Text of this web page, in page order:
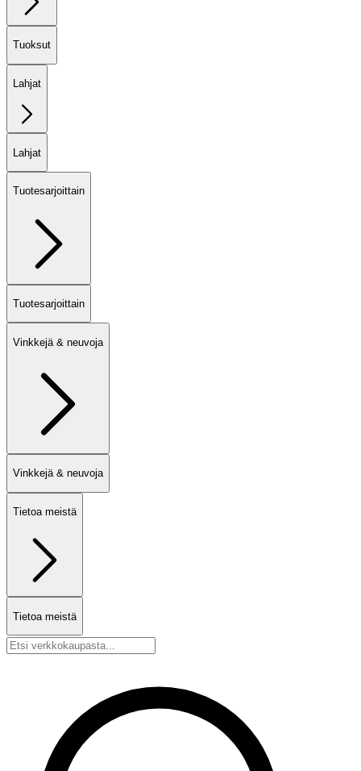
Tuoksut
Lahjat
Lahjat
Tuotesarjoittain
Tuotesarjoittain
Vinkkejä & neuvoja
Vinkkejä & neuvoja
Tietoa meistä
Tietoa meistä